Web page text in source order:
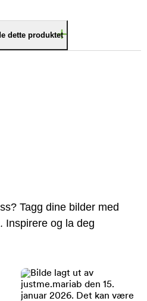
dette produktet
Tagg dine bilder med
Inspirere og la deg